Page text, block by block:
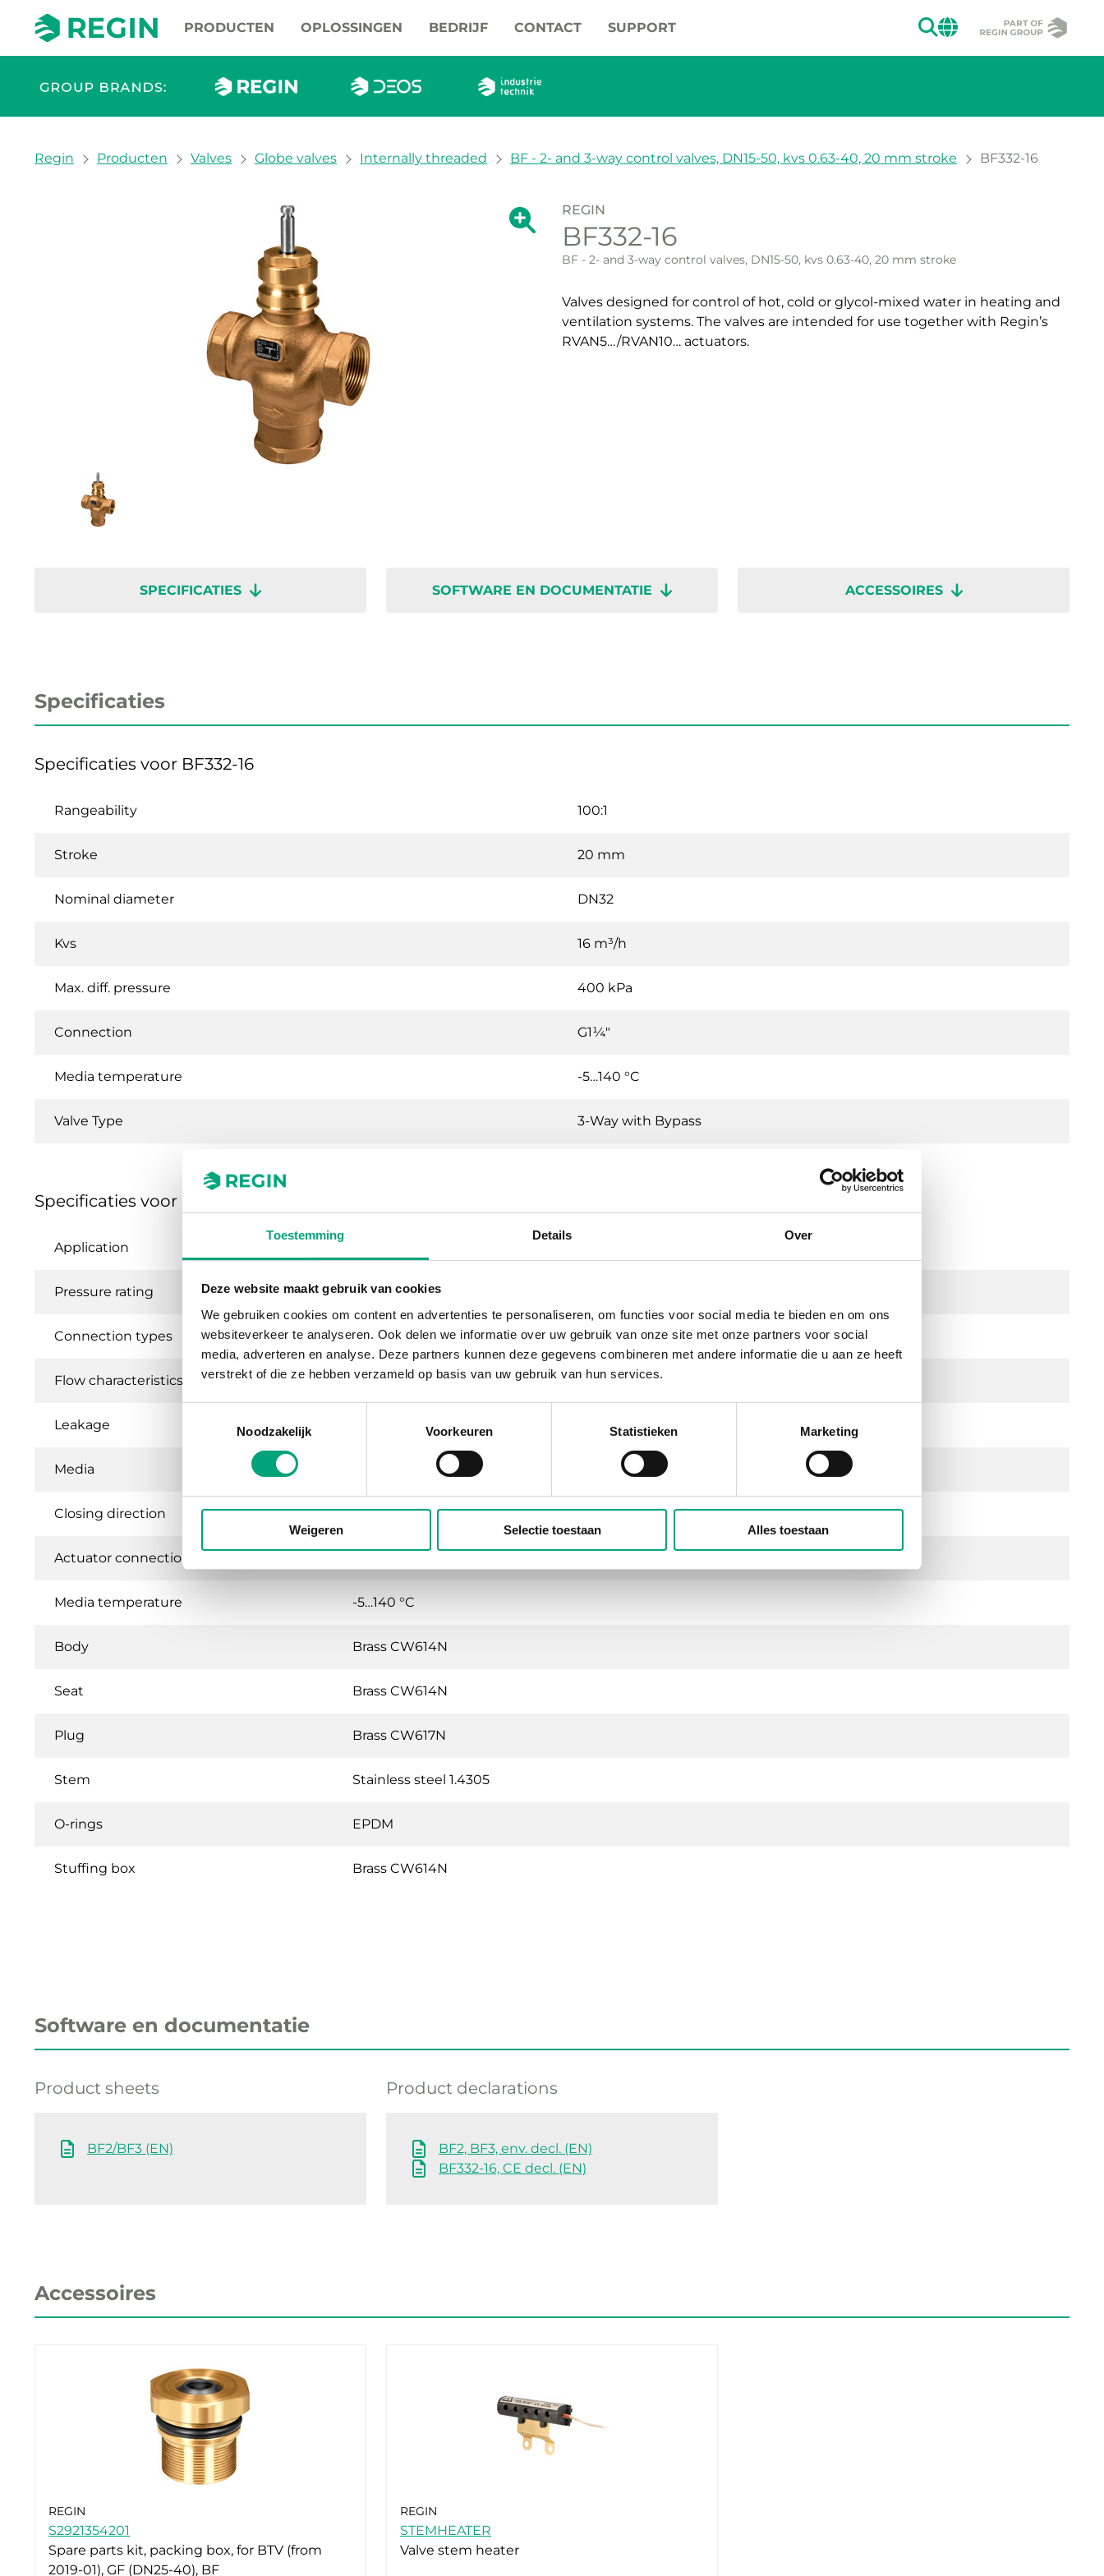
Toestemming Details Over
Deze website maakt gebruik van cookies
We gebruiken cookies om content en advertenties te personaliseren, om functies voor social media te bieden en om ons
websiteverkeer te analyseren. Ook delen we informatie over uw gebruik van onze site met onze partners voor social
media, adverteren en analyse. Deze partners kunnen deze gegevens combineren met andere informatie die u aan ze heeft
verstrekt of die ze hebben verzameld op basis van uw gebruik van hun services.
Noodzakelijk
Voorkeuren Statistieken Marketing
Weigeren Selectie toestaan Alles toestaan
PRODUCTEN OPLOSSINGEN BEDRIJF CONTACT SUPPORT ZOEKEN
CHANGE
You are here:
Regin Producten Valves Globe valves Internally threaded BF - 2- and 3-way control valves, DN15-50, kvs 0.63-40, 20 mm stroke BF332-16
Grote versie van de afbeelding weergeven.
Grote versie van de afbeelding weergeven.
REGIN
BF332-16
BF - 2- and 3-way control valves, DN15-50, kvs 0.63-40, 20 mm stroke
Valves designed for control of hot, cold or glycol-mixed water in heating and
ventilation systems. The valves are intended for use together with Regin’s
RVAN5…/RVAN10… actuators.
SPECIFICATIES SOFTWARE EN DOCUMENTATIE ACCESSOIRES
Specificaties
Specificaties voor BF332-16
Rangeability 100:1
Stroke 20 mm
Nominal diameter DN32
Kvs 16 m³/h
Max. diff. pressure 400 kPa
Connection G1¼"
Media temperature -5…140 °C
Valve Type 3-Way with Bypass
Specificaties voor BF - 2- and 3-way control valves, DN15-50, kvs 0.63-40, 20 mm stroke
Application
Pressure rating PN16
Connection types BSP internally threaded according to ISO 228/1
Flow characteristics Equal percentage
Leakage 0.1 % of Kvs ()
Media Hot water, Cold water, Glycol-mixed water (max. 50 % glycol)
Closing direction When stem is pulled outward
Actuator connection
Media temperature -5…140 °C
Body Brass CW614N
Seat Brass CW614N
Plug Brass CW617N
Stem Stainless steel 1.4305
O-rings EPDM
Stuffing box Brass CW614N
Software en documentatie
Product sheets
BF2/BF3 (EN)
Product declarations
BF2, BF3, env. decl. (EN)
BF332-16, CE decl. (EN)
Accessoires
REGIN
S2921354201
Spare parts kit, packing box, for BTV (from
2019-01), GF (DN25-40), BF
REGIN
STEMHEATER
Valve stem heater